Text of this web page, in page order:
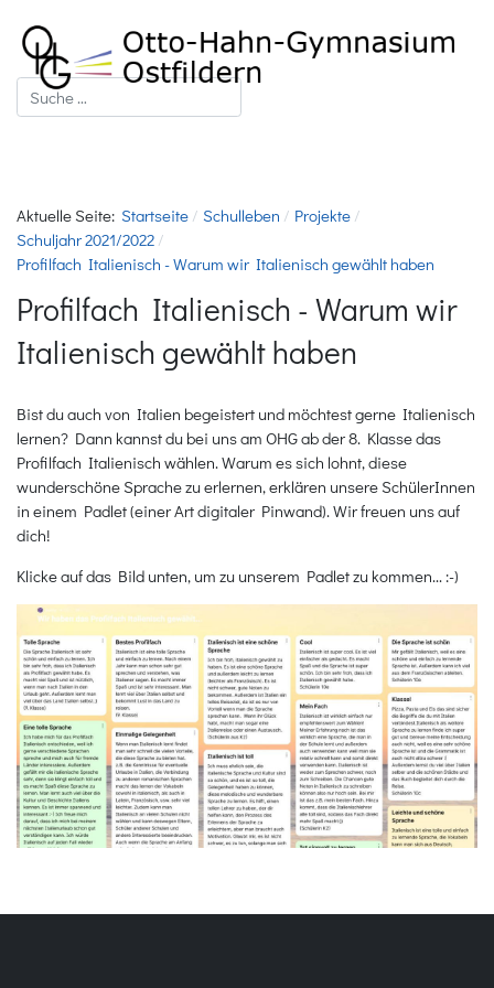
Suchen
Aktuelle Seite: Startseite Schulleben
Projekte
Schuljahr 2021/2022
Profilfach Italienisch - Warum wir Italienisch gewählt haben
Profilfach Italienisch - Warum wir
Italienisch gewählt haben
Bist du auch von Italien begeistert und möchtest gerne Italienisch
lernen? Dann kannst du bei uns am OHG ab der 8. Klasse das
Profilfach Italienisch wählen. Warum es sich lohnt, diese
wunderschöne Sprache zu erlernen, erklären unsere SchülerInnen
in einem Padlet (einer Art digitaler Pinwand). Wir freuen uns auf
dich!
Klicke auf das Bild unten, um zu unserem Padlet zu kommen... :-)